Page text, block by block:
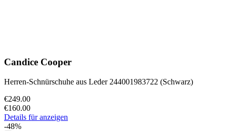
Candice Cooper
Herren-Schnürschuhe aus Leder 244001983722 (Schwarz)
€249.00
€160.00
Details für anzeigen
-48%